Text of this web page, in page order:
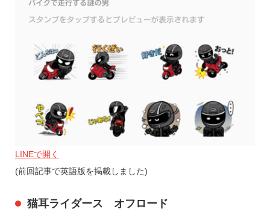
LINEで開く
(前回記事で英語版を掲載しました)
猫耳ライダース オフロード